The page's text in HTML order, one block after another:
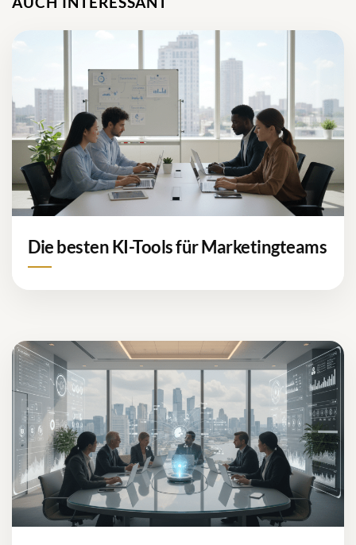
Die besten KI-Tools für Marketingteams